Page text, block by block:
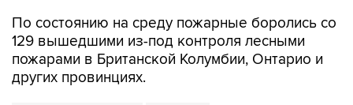
По состоянию на среду пожарные боролись со
129 вышедшими из-под контроля лесными
пожарами в Британской Колумбии, Онтарио и
других провинциях.